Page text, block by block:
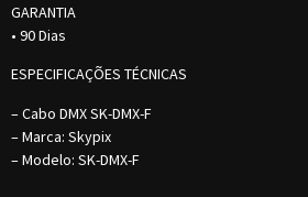
GARANTIA
• 90 Dias
ESPECIFICAÇÕES TÉCNICAS
– Cabo DMX SK-DMX-F
– Marca: Skypix
– Modelo: SK-DMX-F